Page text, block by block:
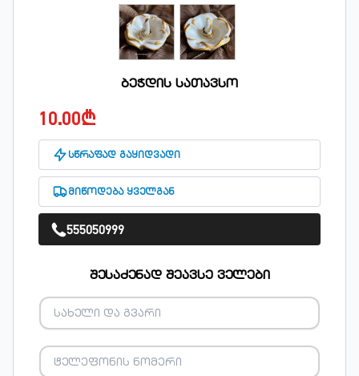
ბეჭდის სათავსო
10.00₾
სწრაფად გაყიდვადი
მიწოდება ყველგან
555050999
შესაძენად შეავსე ველები